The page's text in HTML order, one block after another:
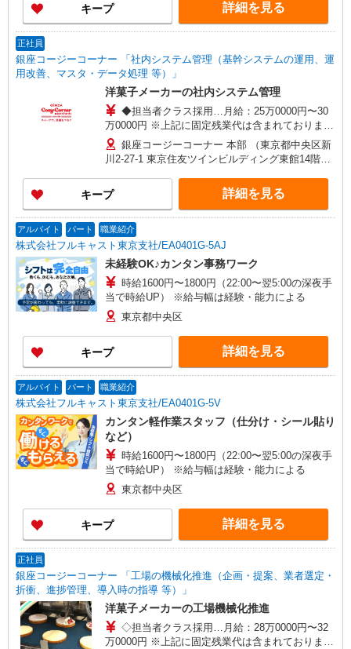
キープ 詳細を見る
正社員
銀座コージーコーナー 「社内システム管理（基幹システムの運用、運
用改善、マスタ・データ処理 等）」
洋菓子メーカーの社内システム管理
◆担当者クラス採用…月給：25万0000円〜30
万0000円 ※上記に固定残業代は含まれておりませ
ん ※残業代別途全額支給 ◇リーダークラス採用…
月給：37万0000円〜39万3000円 ※上記は固定残
業代を含む 固定残業代：6万8000 円〜7万2000
円/30時間 （固定残業代は残業がない場合も支給
し、超過分は別途支給する） ※経験・スキル等を
考慮の上で決定します 【手当】 交通費規定支給
（月5万円まで） 【昇給】 昇給あり（4月） 【賞
与】 年2回（7月・12月） ※試用期間6ヶ月を除く
銀座コージーコーナー 本部 （東京都中央区新
川2-27-1 東京住友ツインビルディング東館14階）
キープ 詳細を見る
アルバイト パート 職業紹介
株式会社フルキャスト東京支社/EA0401G-5AJ
未経験OK♪カンタン事務ワーク
時給1600円〜1800円（22:00〜翌5:00の深夜手
当で時給UP） ※給与幅は経験・能力による
東京都中央区
キープ 詳細を見る
アルバイト パート 職業紹介
株式会社フルキャスト東京支社/EA0401G-5V
カンタン軽作業スタッフ（仕分け・シール貼り
など）
時給1600円〜1800円（22:00〜翌5:00の深夜手
当で時給UP） ※給与幅は経験・能力による
東京都中央区
キープ 詳細を見る
正社員
銀座コージーコーナー 「工場の機械化推進（企画・提案、業者選定・
折衝、進捗管理、導入時の指導 等）」
洋菓子メーカーの工場機械化推進
◇担当者クラス採用…月給：28万0000円〜32
万0000円 ※上記に固定残業代は含まれておりませ